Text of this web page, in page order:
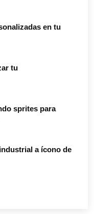
en tu
tu
sprites para
a ícono de